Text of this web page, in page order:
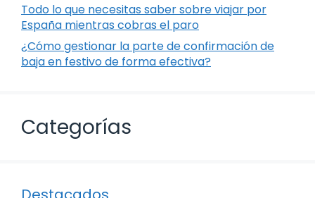
Todo lo que necesitas saber sobre viajar por
España mientras cobras el paro
¿Cómo gestionar la parte de confirmación de
baja en festivo de forma efectiva?
Categorías